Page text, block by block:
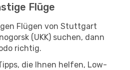
Flüge
Flügen von Stuttgart
(UKK) suchen, dann
richtig.
die Ihnen helfen, Low-